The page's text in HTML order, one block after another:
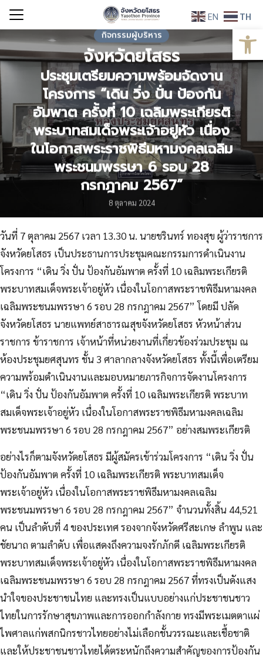
Skip
content
for:
กิจกรรมผู้บริหาร
จังหวัดยโสธร
ประชุมเตรียมความพร้อมจัดงาน
โครงการ “เดิน วิ่ง ปั่น ป้องกัน
อัมพาต ครั้งที่ 10 เฉลิมพระเกียรติ
พระบาทสมเด็จพระเจ้าอยู่หัว เนื่อง
ในโอกาสพระราชพิธีมหามงคลเฉลิม
พระชนมพรรษา 6 รอบ 28
กรกฎาคม 2567”
8 ตุลาคม 2024
วันที่ 7 ตุลาคม 2567 เวลา 13.30 น. นายชรินทร์ ทองสุข ผู้ว่าราชการ
จังหวัดยโสธร เป็นประธานการประชุมคณะกรรมการดำเนินงาน
โครงการ “เดิน วิ่ง ปั่น ป้องกันอัมพาต ครั้งที่ 10 เฉลิมพระเกียรติ
พระบาทสมเด็จพระเจ้าอยู่หัว เนื่องในโอกาสพระราชพิธีมหามงคล
เฉลิมพระชนมพรรษา 6 รอบ 28 กรกฎาคม 2567” โดยมี ปลัด
จังหวัดยโสธร นายแพทย์สาธารณสุขจังหวัดยโสธร หัวหน้าส่วน
ราชการ ข้าราชการ เจ้าหน้าที่หน่วยงานที่เกี่ยวข้องร่วมประชุม ณ
ห้องประชุมยศสุนทร ชั้น 3 ศาลากลางจังหวัดยโสธร ทั้งนี้เพื่อเตรียม
ความพร้อมดำเนินงานและมอบหมายภารกิจการจัดงานโครงการ
“เดิน วิ่ง ปั่น ป้องกันอัมพาต ครั้งที่ 10 เฉลิมพระเกียรติ พระบาท
สมเด็จพระเจ้าอยู่หัว เนื่องในโอกาสพระราชพิธีมหามงคลเฉลิม
พระชนมพรรษา 6 รอบ 28 กรกฎาคม 2567” อย่างสมพระเกียรติ
อย่างไรก็ตามจังหวัดยโสธร มีผู้สมัครเข้าร่วมโครงการ “เดิน วิ่ง ปั่น
ป้องกันอัมพาต ครั้งที่ 10 เฉลิมพระเกียรติ พระบาทสมเด็จ
พระเจ้าอยู่หัว เนื่องในโอกาสพระราชพิธีมหามงคลเฉลิม
พระชนมพรรษา 6 รอบ 28 กรกฎาคม 2567” จำนวนทั้งสิ้น 44,521
คน เป็นลำดับที่ 4 ของประเทศ รองจากจังหวัดศรีสะเกษ ลำพูน และ
ชัยนาถ ตามลำดับ เพื่อแสดงถึงความจงรักภักดี เฉลิมพระเกียรติ
พระบาทสมเด็จพระเจ้าอยู่หัว เนื่องในโอกาสพระราชพิธีมหามงคล
เฉลิมพระชนมพรรษา 6 รอบ 28 กรกฎาคม 2567 ที่ทรงเป็นดังแสง
นำใจของประชาชนไทย และทรงเป็นแบบอย่างแก่ประชาชนชาว
ไทยในการรักษาสุขภาพและการออกกำลังกาย ทรงมีพระเมตตาแผ่
ไพศาลแก่พสกนิกรชาวไทยอย่างไม่เลือกชั้นวรรณะและเชื้อชาติ
และให้ประชาชนชาวไทยได้ตระหนักถึงความสำคัญของการป้องกัน
EN TH